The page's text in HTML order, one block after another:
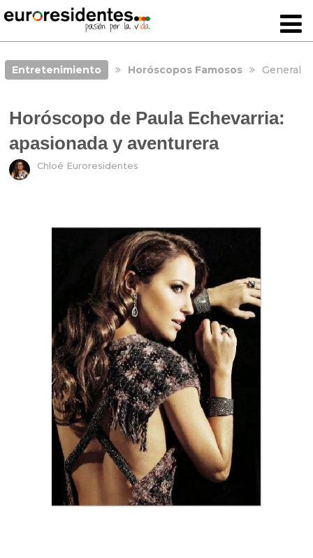
Entretenimiento Horóscopos Famosos General
Horóscopo de Paula Echevarria:
apasionada y aventurera
Chloé Euroresidentes